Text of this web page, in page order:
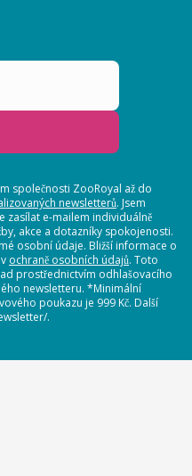
společnosti ZooRoyal až do
newsletterů. Jsem
zasílat e-mailem individuálně
akce a dotazníky spokojenosti.
osobní údaje. Bližší informace o
ochraně osobních údajů. Toto
prostřednictvím odhlašovacího
newsletteru. *Minimální
poukazu je 999 Kč. Další
.